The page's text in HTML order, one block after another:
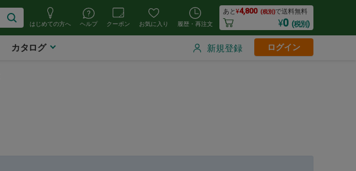
あと¥4,800 (税別)で送料無料
¥0 (税別)
新規登録 ログイン
履歴・再注文
お気に入り
クーポン
ヘルプ
はじめての方へ
カタログ